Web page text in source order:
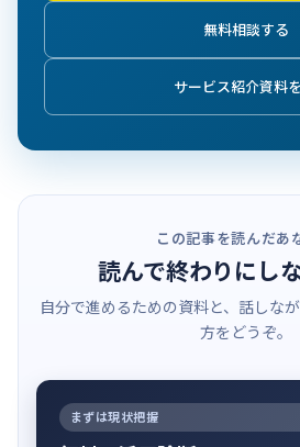
無料相談する
サービス紹介資料
この記事を読んだあ
読んで終わりにし
自分で進めるための資料と、話しな
方をどうぞ。
まずは現状把握